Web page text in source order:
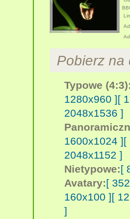
Pobierz na
Typowe
1280x960 ][
2048x1536 ]
1600x1024 ][
2048x1152 ]
Nietypowe:[
Avatary:[
160x100 ][
]